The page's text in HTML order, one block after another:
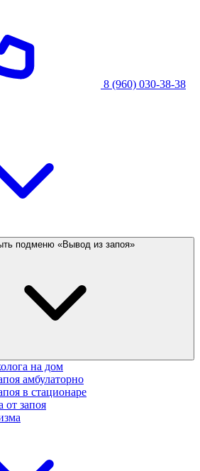
8 (960) 030-38-38
подменю «Вывод из запоя»
на дом
амбулаторно
в стационаре
от запоя